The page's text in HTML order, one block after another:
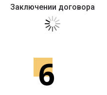
Заключении договора
6